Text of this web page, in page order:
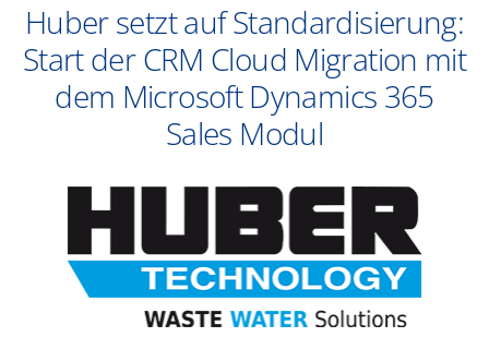
Huber setzt auf Standardisierung:
Start der CRM Cloud Migration mit
dem Microsoft Dynamics 365
Sales Modul